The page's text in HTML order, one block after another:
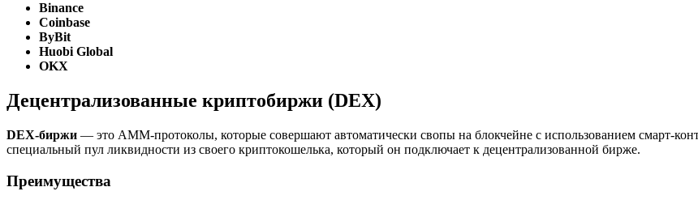
Binance
Coinbase
ByBit
Huobi Global
OKX
Децентрализованные криптобиржи (DEX)
DEX-биржи — это AMM-протоколы, которые совершают автоматически свопы на блокчейне с использованием смарт-
специальный пул ликвидности из своего криптокошелька, который он подключает к децентрализованной бирже.
Преимущества